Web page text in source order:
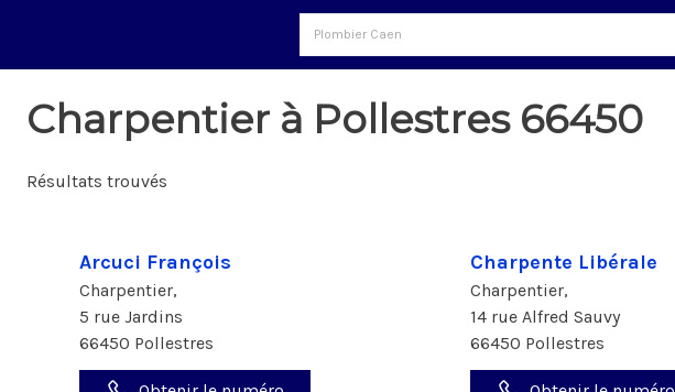
Charpentier à Pollestres 66450
Résultats trouvés
Arcuci François
Charpentier,
5 rue Jardins
66450 Pollestres
Charpente Libérale
Charpentier,
14 rue Alfred Sauvy
66450 Pollestres